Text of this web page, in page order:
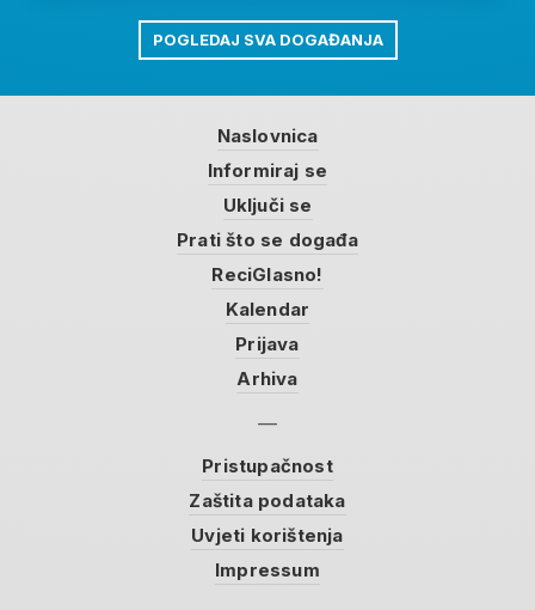
POGLEDAJ SVA DOGAĐANJA
Naslovnica
Informiraj se
Uključi se
Prati što se događa
ReciGlasno!
Kalendar
Prijava
Arhiva
Pristupačnost
Zaštita podataka
Uvjeti korištenja
Impressum